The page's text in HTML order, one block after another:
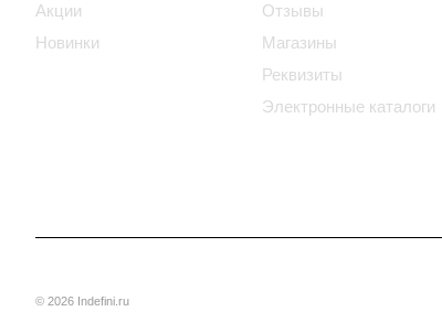
Акции
Новинки
Отзывы
Магазины
Реквизиты
Электронные каталоги
© 2026 Indefini.ru